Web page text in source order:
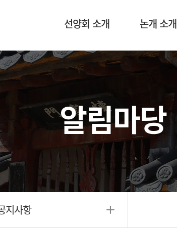
선양회 소개 논개 소개
알림마당
지사항